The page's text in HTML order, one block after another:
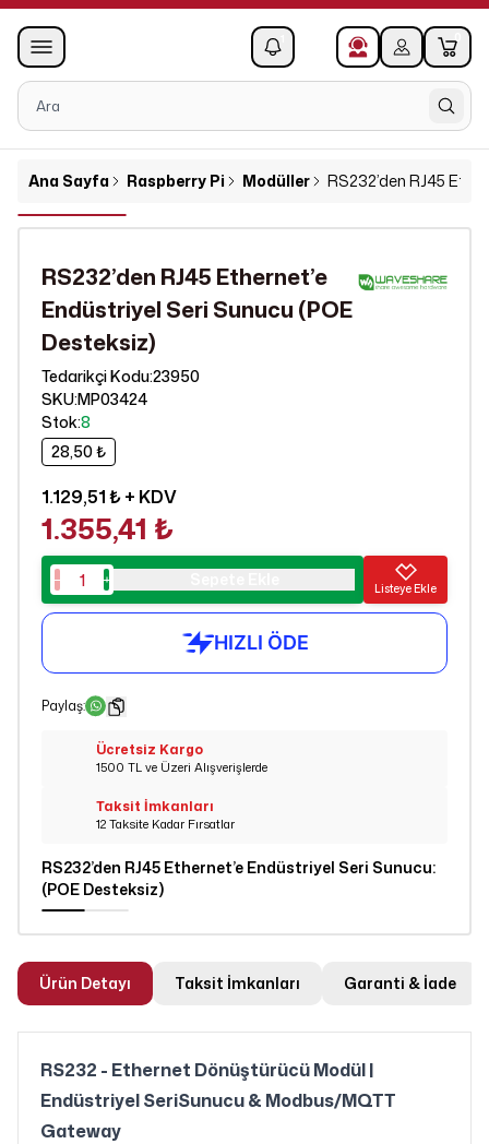
0
Ana Sayfa Raspberry Pi Modüller RS232’den RJ45
RS232’den RJ45 Ethernet’e
Endüstriyel Seri Sunucu (POE
Desteksiz)
Tedarikçi Kodu:23950
SKU:MP03424
Stok:8
28,50 ₺
1.129,51 ₺+ KDV
1.355,41 ₺
Listeye Ekle
Paylaş:
Ücretsiz Kargo
1500 TL ve Üzeri Alışverişlerde
Taksit İmkanları
12 Taksite Kadar Fırsatlar
RS232’den RJ45 Ethernet’e Endüstriyel Seri Sunucu:
(POE Desteksiz)
Ürün Detayı Taksit İmkanları Garanti & İade
RS232 - Ethernet Dönüştürücü Modül |
Endüstriyel SeriSunucu & Modbus/MQTT
Gateway